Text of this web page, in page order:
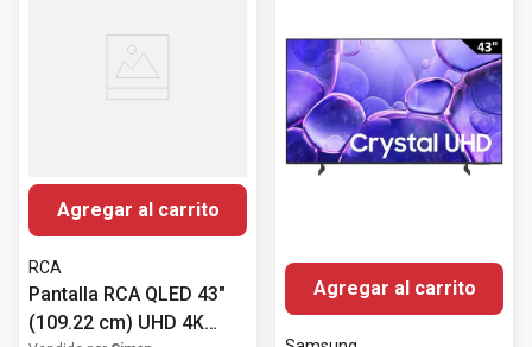
Agregar al carrito
RCA
Pantalla RCA QLED 43"
(109.22 cm) UHD 4K
Agregar al carrito